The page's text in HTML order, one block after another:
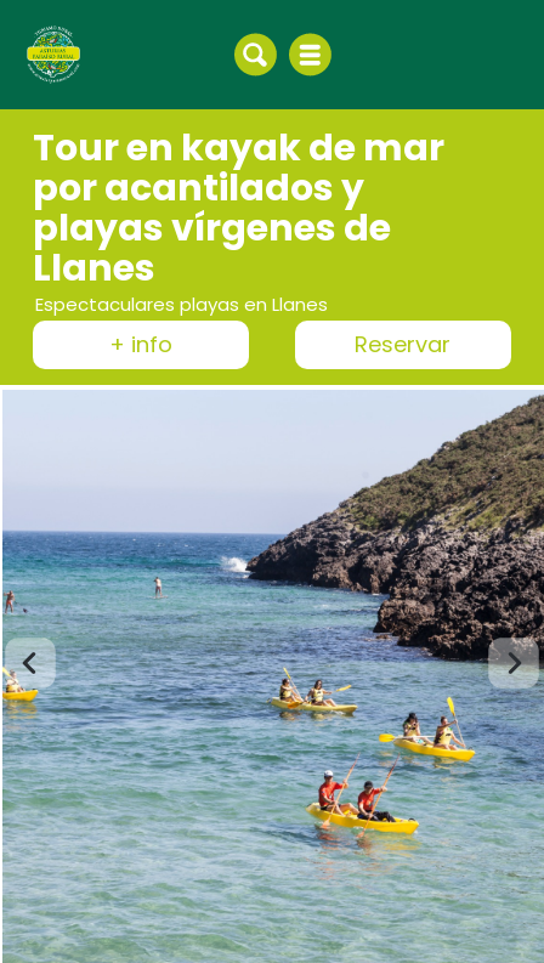
Tour en kayak de mar
por acantilados y
playas vírgenes de
Llanes
Espectaculares playas en Llanes
+ info Reservar